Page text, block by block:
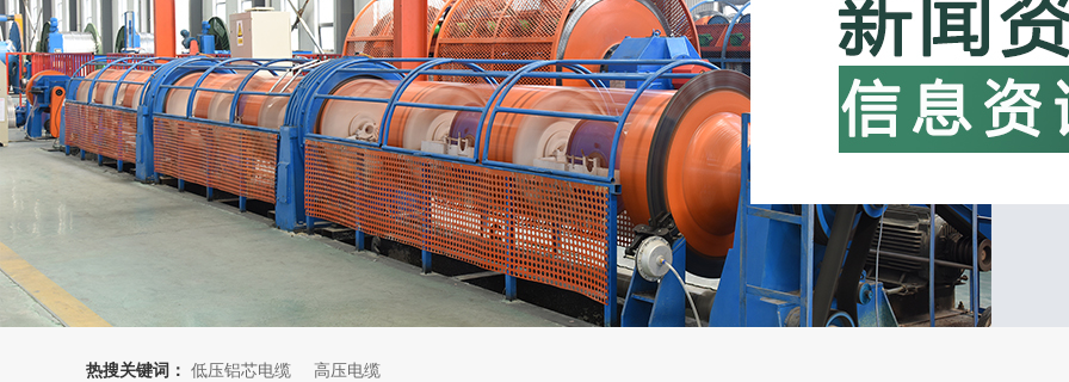
热搜关键词： 低压铝芯电缆 高压电缆